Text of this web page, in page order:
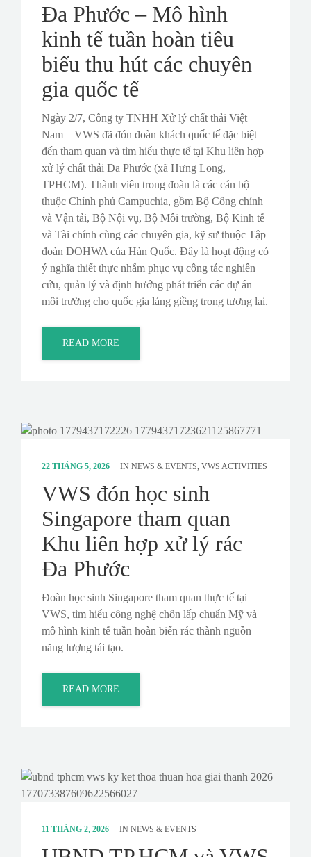
Đa Phước – Mô hình
kinh tế tuần hoàn tiêu
biểu thu hút các chuyên
gia quốc tế
Ngày 2/7, Công ty TNHH Xử lý chất thải Việt
Nam – VWS đã đón đoàn khách quốc tế đặc biệt
đến tham quan và tìm hiểu thực tế tại Khu liên hợp
xử lý chất thải Đa Phước (xã Hưng Long,
TPHCM). Thành viên trong đoàn là các cán bộ
thuộc Chính phủ Campuchia, gồm Bộ Công chính
và Vận tải, Bộ Nội vụ, Bộ Môi trường, Bộ Kinh tế
và Tài chính cùng các chuyên gia, kỹ sư thuộc Tập
đoàn DOHWA của Hàn Quốc. Đây là hoạt động có
ý nghĩa thiết thực nhằm phục vụ công tác nghiên
cứu, quản lý và định hướng phát triển các dự án
môi trường cho quốc gia láng giềng trong tương lai.
READ MORE
22 THÁNG 5, 2026 IN NEWS & EVENTS VWS ACTIVITIES
VWS đón học sinh
Singapore tham quan
Khu liên hợp xử lý rác
Đa Phước
Đoàn học sinh Singapore tham quan thực tế tại
VWS, tìm hiểu công nghệ chôn lấp chuẩn Mỹ và
mô hình kinh tế tuần hoàn biến rác thành nguồn
năng lượng tái tạo.
READ MORE
11 THÁNG 2, 2026 IN NEWS & EVENTS